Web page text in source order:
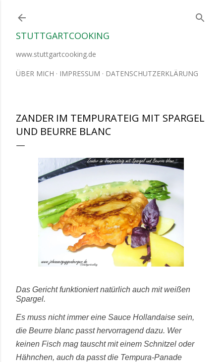
STUTTGARTCOOKING
www.stuttgartcooking.de
ÜBER MICH IMPRESSUM DATENSCHUTZERKLÄRUNG
ZANDER IM TEMPURATEIG MIT SPARGEL
UND BEURRE BLANC
Das Gericht funktioniert natürlich auch mit weißen
Spargel.
Es muss nicht immer eine Sauce Hollandaise sein,
die Beurre blanc passt hervorragend dazu. Wer
keinen Fisch mag tauscht mit einem Schnitzel oder
Hähnchen, auch da passt die Tempura-Panade